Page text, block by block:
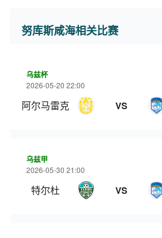
努库斯咸海相关比赛
乌兹杯
2026-05-20 22:00
阿尔马雷克 VS
乌兹甲
2026-05-30 21:00
特尔杜 VS